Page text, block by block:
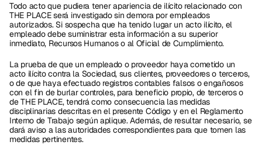
Todo acto que pudiera tener apariencia de ilícito relacionado con
THE PLACE será investigado sin demora por empleados
autorizados. Si sospecha que ha tenido lugar un acto ilícito, el
empleado debe suministrar esta información a su superior
inmediato, Recursos Humanos o al Oficial de Cumplimiento.
La prueba de que un empleado o proveedor haya cometido un
acto ilícito contra la Sociedad, sus clientes, proveedores o terceros,
o de que haya efectuado registros contables falsos o engañosos
con el fin de burlar controles, para beneficio propio, de terceros o
de THE PLACE, tendrá como consecuencia las medidas
disciplinarias descritas en el presente Código y en el Reglamento
Interno de Trabajo según aplique. Además, de resultar necesario, se
dará aviso a las autoridades correspondientes para que tomen las
medidas pertinentes.